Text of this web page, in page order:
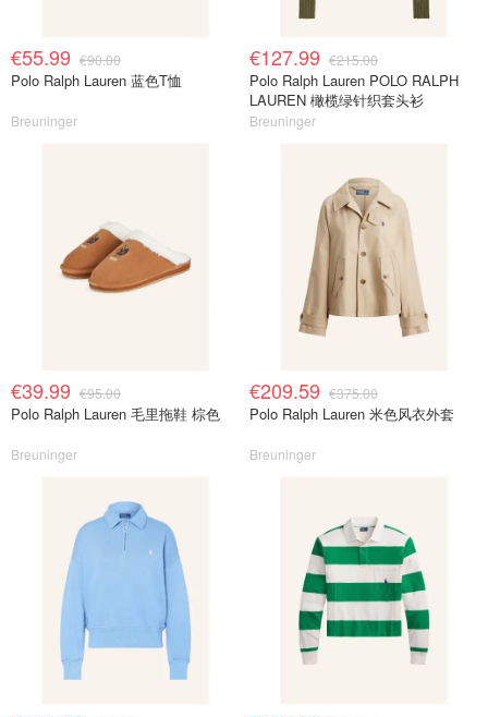
€55.99 €90.00
Polo Ralph Lauren 蓝色T恤
Breuninger
€127.99 €215.00
Polo Ralph Lauren POLO RALPH
LAUREN 橄榄绿针织套头衫
Breuninger
€39.99 €95.00
Polo Ralph Lauren 毛里拖鞋 棕色
Breuninger
€209.59 €375.00
Polo Ralph Lauren 米色风衣外套
Breuninger